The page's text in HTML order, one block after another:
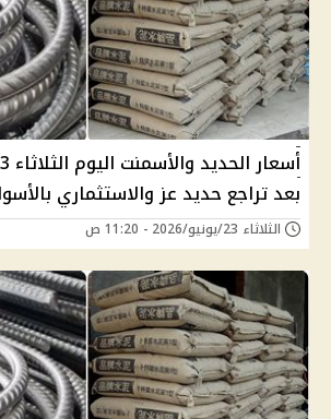
بعد تراجع حديد عز والاستثماري
الثلاثاء 23/يونيو/2026 - 11:20 ص